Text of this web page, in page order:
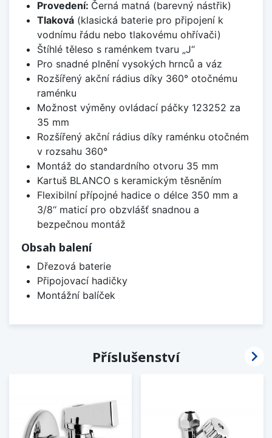
Provedení: Černá matná (barevný nástřik)
Tlaková(klasická baterie pro připojení k
vodnímu řádu nebo tlakovému ohřívači)
Štíhlé těleso s raménkem tvaru „J‘‘
Pro snadné plnění vysokých hrnců a váz
Rozšířený akční rádius díky 360° otočnému
raménku
Možnost výměny ovládací páčky 123252 za
35 mm
Rozšířený akční rádius díky raménku otočném
v rozsahu 360°
Montáž do standardního otvoru 35 mm
Kartuš BLANCO s keramickým těsněním
Flexibilní přípojné hadice o délce 350 mm a
3/8‘‘ maticí pro obzvlášť snadnou a
bezpečnou montáž
Obsah balení
Dřezová baterie
Připojovací hadičky
Montážní balíček
Příslušenství 